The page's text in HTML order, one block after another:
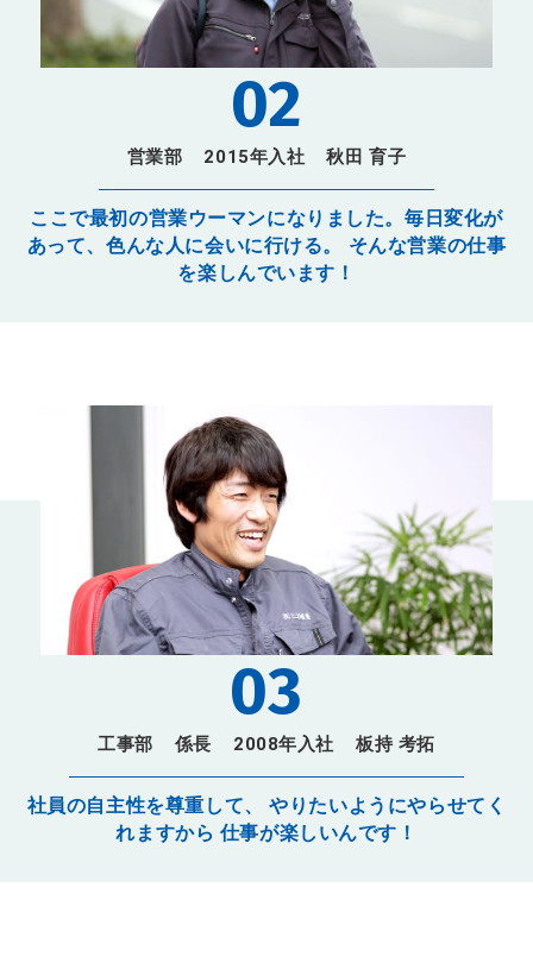
02
営業部 2015年入社 秋田 育子
ここで最初の営業ウーマンになりました。毎日変化が
あって、色んな人に会いに行ける。 そんな営業の仕事
を楽しんでいます！
03
工事部 係長 2008年入社 板持 考拓
社員の自主性を尊重して、 やりたいようにやらせてく
れますから 仕事が楽しいんです！